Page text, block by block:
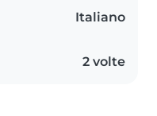
Italiano
2 volte